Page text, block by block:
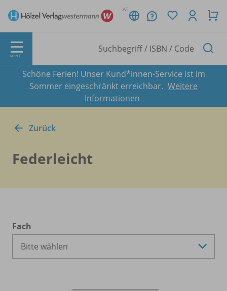
AT
MENÜ
Schöne Ferien! Unser Kund*innen-Service ist im
Sommer eingeschränkt erreichbar. Weitere
Informationen
Zurück
Federleicht
Fach